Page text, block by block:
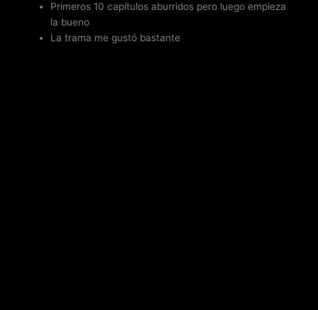
Primeros 10 capítulos aburridos pero luego empieza
la bueno
La trama me gustó bastante